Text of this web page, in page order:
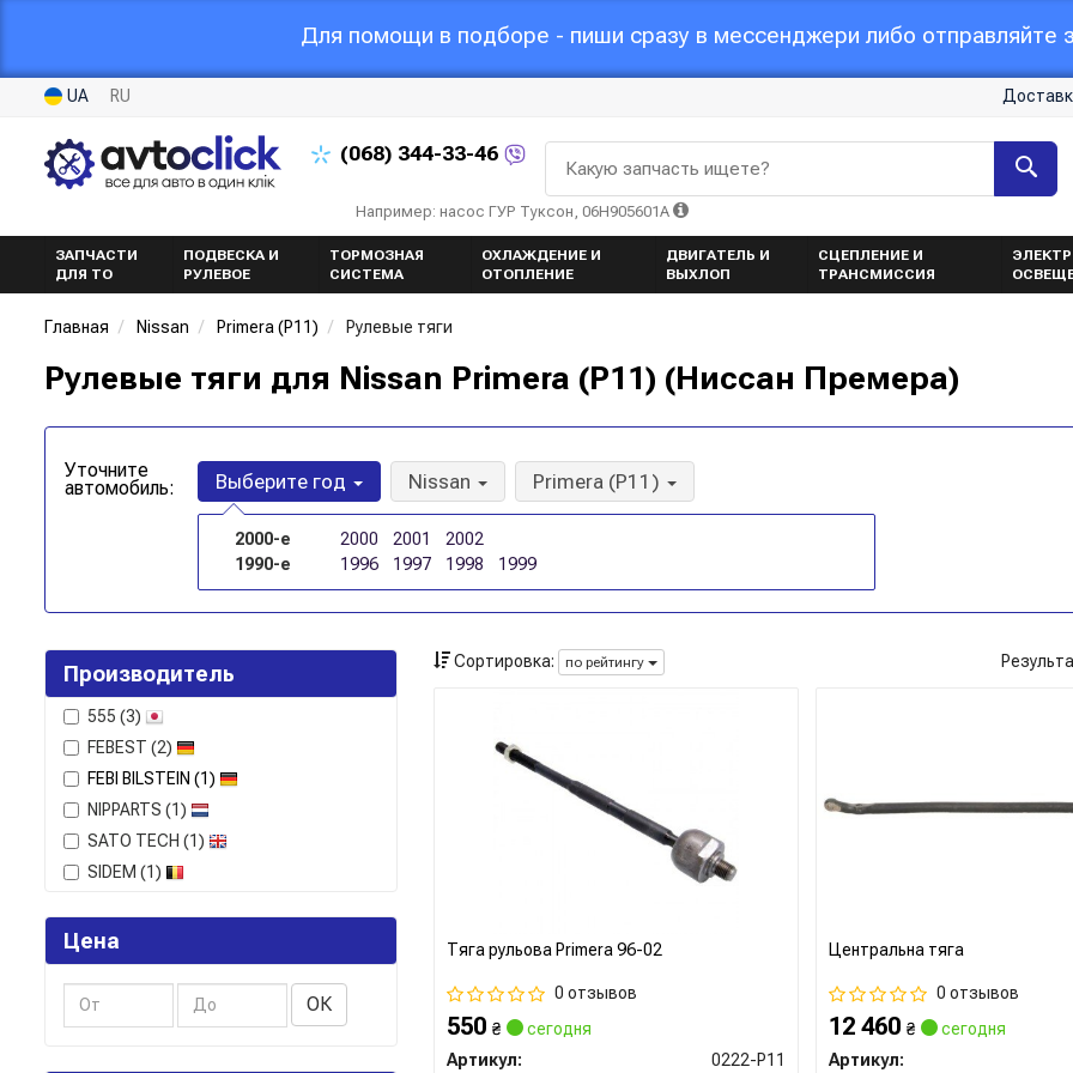
Для помощи в подборе - пиши сразу в мессенджери либо отправляйте
UA RU
(068) 344-33-46
Какую запчасть ищете?
Например: насос ГУР Туксон, 06H905601A
ЗАПЧАСТИ
ДЛЯ ТО
ПОДВЕСКА И
РУЛЕВОЕ
ТОРМОЗНАЯ
СИСТЕМА
ОХЛАЖДЕНИЕ И
ОТОПЛЕНИЕ
ДВИГАТЕЛЬ И
ВЫХЛОП
СЦЕПЛЕНИЕ И
ТРАНСМИССИЯ
Главная Nissan Primera (P11) Рулевые тяги
Рулевые тяги для Nissan Primera (P11) (Ниссан Премера)
Уточните
автомобиль: Выберите год
2000-е 2000 2001
2002
1990-е
1996 1997 1998 1999
Nissan Primera (P11)
Производитель
555 (3)
FEBEST (2)
FEBI BILSTEIN (1)
NIPPARTS (1)
SATO TECH (1)
SIDEM (1)
Цена
ОК
Сортировка: по рейтингу
Тяга рульова Primera 96-02
0 отзывов
550 ₴
сегодня
Артикул:
0222-P11
Центральна тяга
0 отзывов
12 460₴
сегодня
Артикул: